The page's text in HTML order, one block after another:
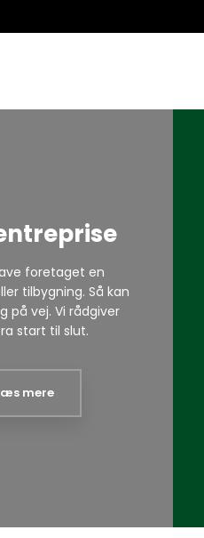
foretaget en
tilbygning. Så kan
på vej. Vi rådgiver
start til slut.
mere​